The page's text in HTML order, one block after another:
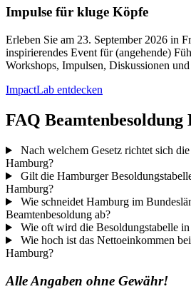
Impulse für kluge Köpfe
Erleben Sie am 23. September 2026 in
inspirierendes Event für (angehende)
Workshops, Impulsen, Diskussionen
ImpactLab entdecken
FAQ
Nach welchem Gesetz richtet sich
Hamburg?
Gilt die Hamburger
Hamburg?
Wie schneidet Hamburg im
Beamtenbesoldung ab?
Wie oft wird die Besoldungstabelle
Wie hoch ist das Nettoeinkommen
Hamburg?
Alle Angaben ohne Gewähr!